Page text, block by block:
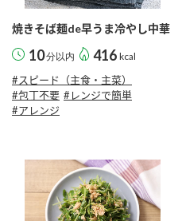
焼きそば麺de早うま冷やし中華
10分以内 416 kcal
#スピード（主食・主菜）
#包丁不要 #レンジで簡単
#アレンジ